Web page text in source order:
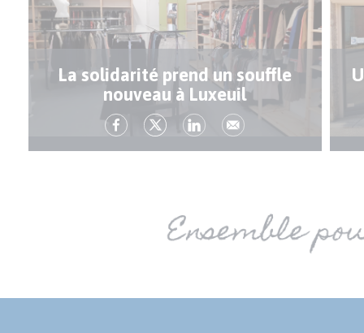
La solidarité prend un souffle
nouveau à Luxeuil